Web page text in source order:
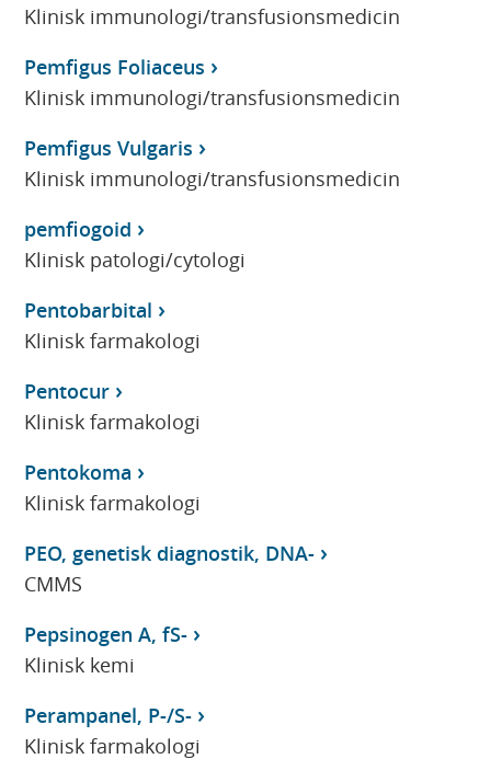
Klinisk immunologi/transfusionsmedicin
Pemfigus Foliaceus
Klinisk immunologi/transfusionsmedicin
Pemfigus Vulgaris
Klinisk immunologi/transfusionsmedicin
pemfiogoid
Klinisk patologi/cytologi
Pentobarbital
Klinisk farmakologi
Pentocur
Klinisk farmakologi
Pentokoma
Klinisk farmakologi
PEO, genetisk diagnostik, DNA-
CMMS
Pepsinogen A, fS-
Klinisk kemi
Perampanel, P-/S-
Klinisk farmakologi